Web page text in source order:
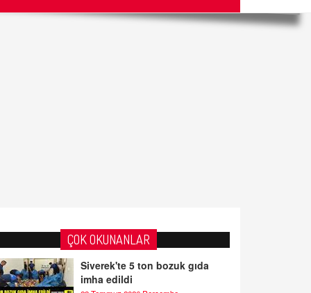
ÇOK OKUNANLAR
Siverek'te 5 ton bozuk gıda
imha edildi